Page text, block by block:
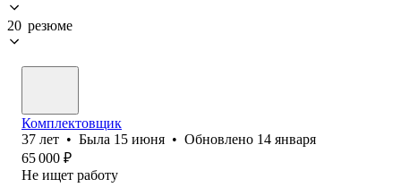
20 резюме
Комплектовщик
37 лет • Была 15 июня • Обновлено 14 января
65 000 ₽
Не ищет работу